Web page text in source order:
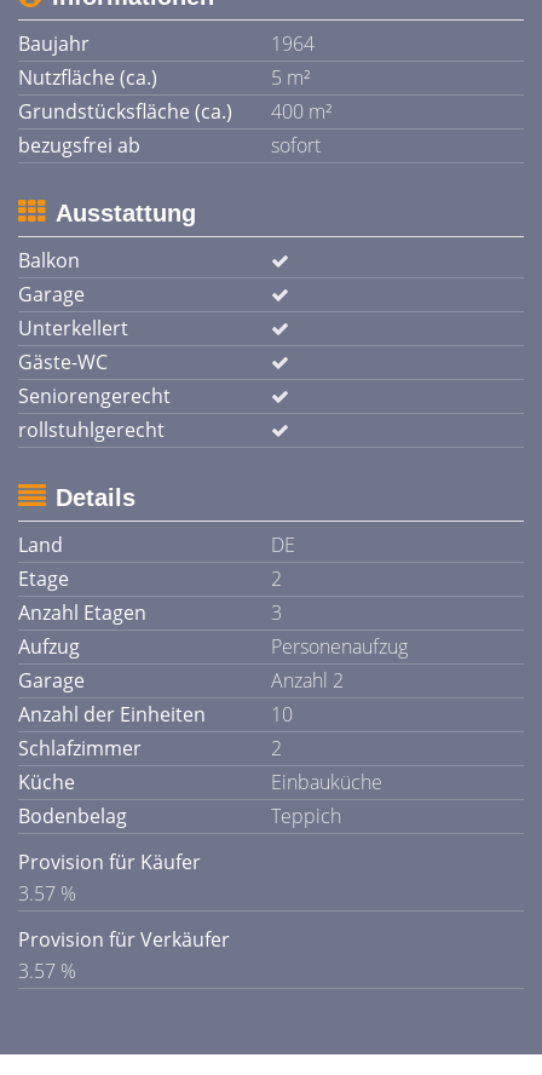
Baujahr
1964
Nutzfläche (ca.)
5 m²
Grundstücksfläche (ca.)
400 m²
bezugsfrei ab
sofort
Ausstattung
Balkon
Garage
Unterkellert
Gäste-WC
Seniorengerecht
rollstuhlgerecht
Details
Land
DE
Etage
2
Anzahl Etagen
3
Aufzug
Personenaufzug
Garage
Anzahl 2
Anzahl der Einheiten
10
Schlafzimmer
2
Küche
Einbauküche
Bodenbelag
Teppich
Provision für Käufer
3.57 %
Provision für Verkäufer
3.57 %